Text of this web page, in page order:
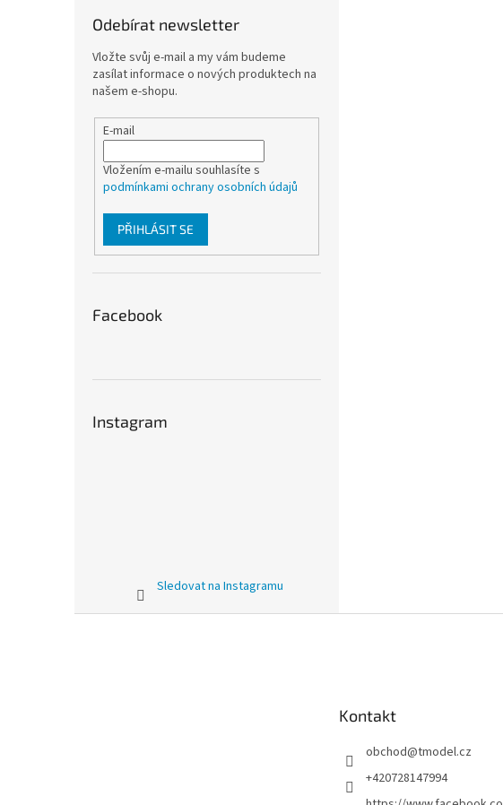
Odebírat newsletter
Vložte svůj e-mail a my vám budeme
zasílat informace o nových produktech na
našem e-shopu.
E-mail
Vložením e-mailu souhlasíte s
podmínkami ochrany osobních údajů
PŘIHLÁSIT SE
Facebook
Instagram
Sledovat na Instagramu
Kontakt
obchod@tmodel.cz
+420728147994